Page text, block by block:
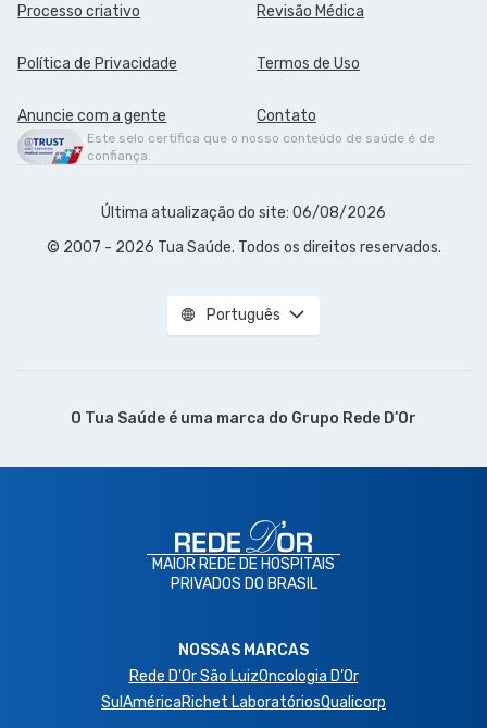
Processo criativo Revisão Médica
Política de Privacidade Termos de Uso
Anuncie com a gente Contato
Este selo certifica que o nosso conteúdo de saúde é de
confiança.
Última atualização do site: 06/08/2026
© 2007 - 2026 Tua Saúde. Todos os direitos reservados.
Português
O Tua Saúde é uma marca do Grupo Rede D’Or
MAIOR REDE DE HOSPITAIS
PRIVADOS DO BRASIL
NOSSAS MARCAS
Rede D'Or São LuizOncologia D’Or
SulAméricaRichet LaboratóriosQualicorp